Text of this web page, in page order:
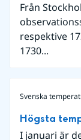
Från
respektive
1730...
Svenska
Högsta
I januari är